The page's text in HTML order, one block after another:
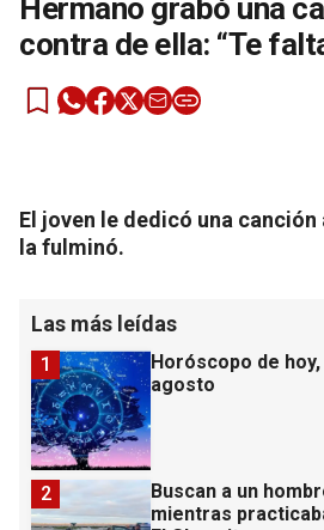
Hermano grabó una
contra de ella: “Te
El joven le dedicó una
la fulminó.
Las más leídas
Horóscopo de
agosto
1
Buscan a un
mientras
2